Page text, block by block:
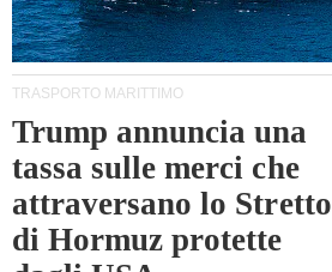
TRASPORTO MARITTIMO
Trump annuncia una
tassa sulle merci che
attraversano lo Stretto
di Hormuz protette